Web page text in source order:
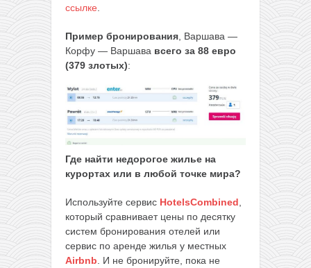
ссылке
Пример бронирования , Варшава —
Корфу — Варшава всего за 88 евро
(379 злотых):
Где найти недорогое жилье на
курортах или в любой точке мира?
Используйте сервис HotelsCombined
который сравнивает цены по десятку
систем бронирования отелей или
сервис по аренде жилья у местных
Airbnb . И не бронируйте, пока не